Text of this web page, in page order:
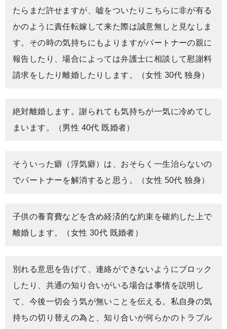
たらまだ許せますが、嘘をついたりこちらに非が有る
かのように責任転嫁して来た際は誠意無しと見なしま
す。その時の気持ちにもよりますがパートナーの親に
報告したり、場合によっては弁護士に相談して慰謝料
請求をしたり離婚したりします。（女性 30代 独身）
絶対離婚します。謝られても気持ちが一気に冷めてし
まいます。（男性 40代 既婚者）
そういった癖（浮気癖）は、おそらく一生治らないの
でパートナーを解消すると思う。（女性 50代 独身）
子供の養育費などを含め経済的な約束を確約した上で
離婚します。（女性 30代 既婚者）
別れる意思を告げて、連絡ができないようにブロック
したり、共通の知り合いがいる場合は事情を説明し
て、今後一切会う気が無いことを伝える。私自身の気
持ちの切り替えの為と、知り合いが何らかのトラブル